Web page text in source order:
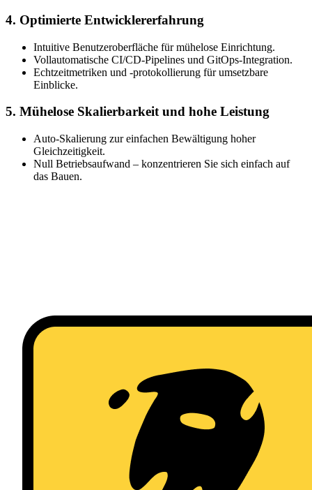
4. Optimierte Entwicklererfahrung
Intuitive Benutzeroberfläche für mühelose Einrichtung.
Vollautomatische CI/CD-Pipelines und GitOps-Integration.
Echtzeitmetriken und -protokollierung für umsetzbare
Einblicke.
5. Mühelose Skalierbarkeit und hohe Leistung
Auto-Skalierung zur einfachen Bewältigung hoher
Gleichzeitigkeit.
Null Betriebsaufwand – konzentrieren Sie sich einfach auf
das Bauen.